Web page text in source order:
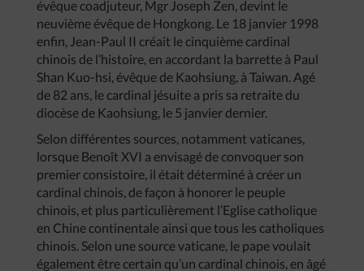
évêque coadjuteur, Mgr Joseph Zen, devint le
neuvième évêque de Hongkong. Le 18 janvier 1998
enfin, Jean-Paul II créait le cinquième cardinal
chinois de l’histoire, en accordant la barrette à Paul
Shan Kuo-hsi, évêque de Kaohsiung, à Taiwan. Agé
de 82 ans, le cardinal jésuite a pris sa retraite du
diocèse de Kaohsiung, le 5 janvier dernier.
Selon différentes sources, notamment vaticanes,
lorsque Benoît XVI a envisagé de convoquer son
premier consistoire, il était déterminé à créer un
cardinal chinois, de façon à honorer le peuple
chinois, et plus particulièrement l’Eglise catholique
en Chine continentale ainsi que tous les catholiques
chinois. Selon une source vaticane, le pape voulait
également être certain qu’un cardinal chinois, en âgé